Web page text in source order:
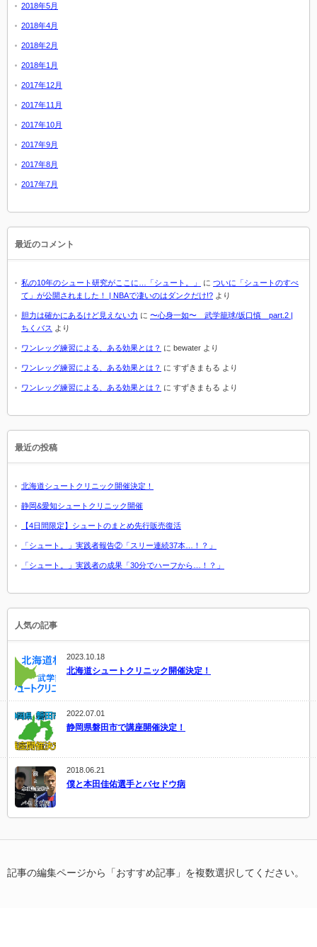
2018年5月
2018年4月
2018年2月
2018年1月
2017年12月
2017年11月
2017年10月
2017年9月
2017年8月
2017年7月
最近のコメント
私の10年のシュート研究がここに…「シュート。」 に ついに「シュートのすべ
て」が公開されました！ | NBAで凄いのはダンクだけ!? より
胆力は確かにあるけど見えない力 に 〜心身一如〜 武学籠球/坂口慎 part.2 |
ちくバス より
ワンレッグ練習による、ある効果とは？ に bewater より
ワンレッグ練習による、ある効果とは？ に すずきまもる より
ワンレッグ練習による、ある効果とは？ に すずきまもる より
最近の投稿
北海道シュートクリニック開催決定！
静岡&愛知シュートクリニック開催
【4日間限定】シュートのまとめ先行販売復活
「シュート。」実践者報告②「スリー連続37本…！？」
「シュート。」実践者の成果「30分でハーフから…！？」
人気の記事
2023.10.18
北海道シュートクリニック開催決定！
2022.07.01
静岡県磐田市で講座開催決定！
2018.06.21
僕と本田佳佑選手とバセドウ病
記事の編集ページから「おすすめ記事」を複数選択してください。